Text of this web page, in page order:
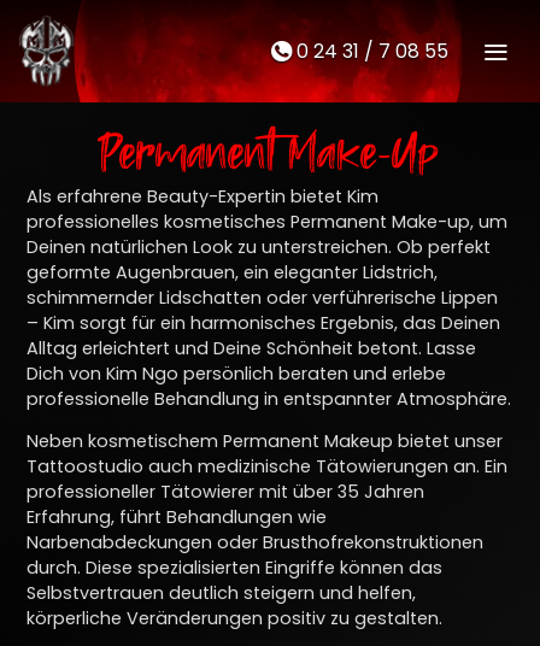
t0 24 31 / 7 08 55 M
Permanent Make-Up
Als erfahrene Beauty-Expertin bietet Kim
professionelles kosmetisches Permanent Make-up, um
Deinen natürlichen Look zu unterstreichen. Ob perfekt
geformte Augenbrauen, ein eleganter Lidstrich,
schimmernder Lidschatten oder verführerische Lippen
– Kim sorgt für ein harmonisches Ergebnis, das Deinen
Alltag erleichtert und Deine Schönheit betont. Lasse
Dich von Kim Ngo persönlich beraten und erlebe
professionelle Behandlung in entspannter Atmosphäre.
Neben kosmetischem Permanent Makeup bietet unser
Tattoostudio auch medizinische Tätowierungen an. Ein
professioneller Tätowierer mit über 35 Jahren
Erfahrung, führt Behandlungen wie
Narbenabdeckungen oder Brusthofrekonstruktionen
durch. Diese spezialisierten Eingriffe können das
Selbstvertrauen deutlich steigern und helfen,
körperliche Veränderungen positiv zu gestalten.